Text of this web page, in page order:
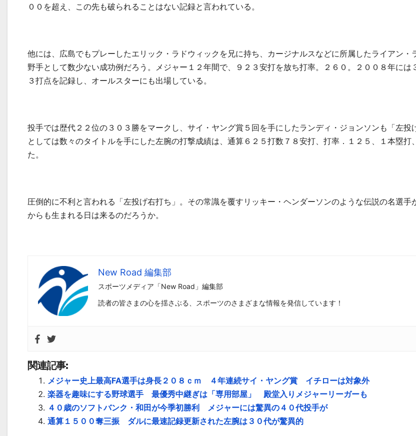
００を超え、この先も破られることはない記録と言われている。
他には、広島でもプレーしたエリック・ラドウィックを兄に持ち、カージナルスなどに所属したライアン・
野手として数少ない成功例だろう。メジャー１２年間で、９２３安打を放ち打率。２６０。２００８年には
３打点を記録し、オールスターにも出場している。
投手では歴代２２位の３０３勝をマークし、サイ・ヤング賞５回を手にしたランディ・ジョンソンも「左投
としては数々のタイトルを手にした左腕の打撃成績は、通算６２５打数７８安打、打率．１２５、１本塁打
た。
圧倒的に不利と言われる「左投げ右打ち」。その常識を覆すリッキー・ヘンダーソンのような伝説の名選手
からも生まれる日は来るのだろうか。
New Road 編集部
スポーツメディア「New Road」編集部
読者の皆さまの心を揺さぶる、スポーツのさまざまな情報を発信しています！
関連記事:
メジャー史上最高FA選手は身長２０８ｃｍ ４年連続サイ・ヤング賞 イチローは対象外
楽器を趣味にする野球選手 最優秀中継ぎは「専用部屋」 殿堂入りメジャーリーガーも
４０歳のソフトバンク・和田が今季初勝利 メジャーには驚異の４０代投手が
通算１５００奪三振 ダルに最速記録更新された左腕は３０代が驚異的